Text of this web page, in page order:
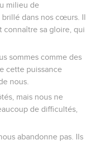
milieu de
brillé dans nos cœurs. Il
connaître sa gloire, qui
sommes comme des
cette puissance
nous.
mais nous ne
de difficultés,
abandonne pas. Ils